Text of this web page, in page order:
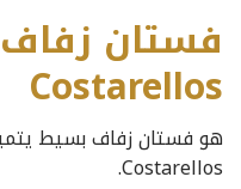
فستان
Costarellos
هو فستان زفاف بسيط
Costarellos.